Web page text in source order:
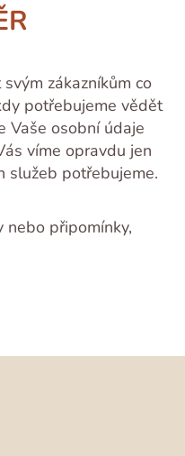
zákazníkům co
potřebujeme vědět
Vaše osobní údaje
víme opravdu jen
služeb potřebujeme.
nebo připomínky,